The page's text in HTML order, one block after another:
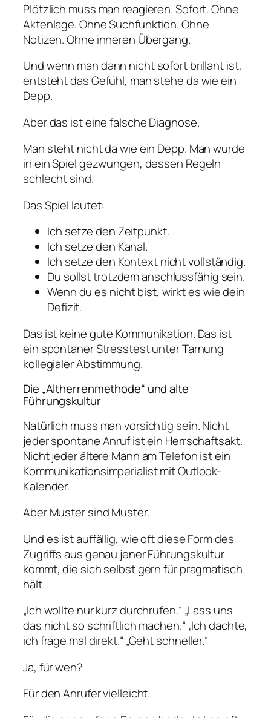
Plötzlich muss man reagieren. Sofort. Ohne
Aktenlage. Ohne Suchfunktion. Ohne
Notizen. Ohne inneren Übergang.
Und wenn man dann nicht sofort brillant ist,
entsteht das Gefühl, man stehe da wie ein
Depp.
Aber das ist eine falsche Diagnose.
Man steht nicht da wie ein Depp. Man wurde
in ein Spiel gezwungen, dessen Regeln
schlecht sind.
Das Spiel lautet:
Ich setze den Zeitpunkt.
Ich setze den Kanal.
Ich setze den Kontext nicht vollständig.
Du sollst trotzdem anschlussfähig sein.
Wenn du es nicht bist, wirkt es wie dein
Defizit.
Das ist keine gute Kommunikation. Das ist
ein spontaner Stresstest unter Tarnung
kollegialer Abstimmung.
Die „Altherrenmethode“ und alte
Führungskultur
Natürlich muss man vorsichtig sein. Nicht
jeder spontane Anruf ist ein Herrschaftsakt.
Nicht jeder ältere Mann am Telefon ist ein
Kommunikationsimperialist mit Outlook-
Kalender.
Aber Muster sind Muster.
Und es ist auffällig, wie oft diese Form des
Zugriffs aus genau jener Führungskultur
kommt, die sich selbst gern für pragmatisch
hält.
„Ich wollte nur kurz durchrufen.“ „Lass uns
das nicht so schriftlich machen.“ „Ich dachte,
ich frage mal direkt.“ „Geht schneller.“
Ja, für wen?
Für den Anrufer vielleicht.